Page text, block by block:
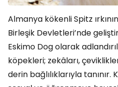
Almanya kökenli Spitz
Birleşik Devletleri’nde
Eskimo Dog olarak
köpekleri; zekâları,
derin bağlılıklarıyla